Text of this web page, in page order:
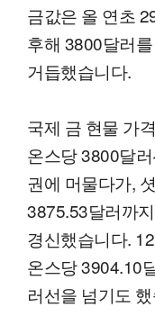
금값은 올 연초
후해 3800달러
거듭했습니다.
국제 금 현물 가
온스당 3800달
권에 머물다가,
3875.53달러까
경신했습니다.
온스당 3904.10
러선을 넘기도